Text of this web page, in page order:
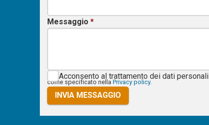
Messaggio *
Acconsento al trattamento dei dati personali
come specificato nella Privacy policy.
INVIA MESSAGGIO